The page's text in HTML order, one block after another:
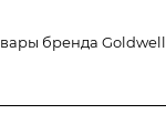
бренда Goldwell